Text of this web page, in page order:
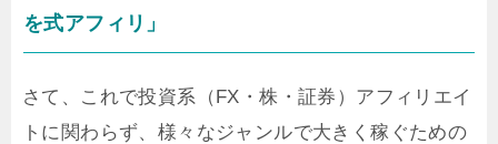
を式アフィリ」
さて、これで投資系（FX・株・証券）アフィリエイ
トに関わらず、様々なジャンルで大きく稼ぐための